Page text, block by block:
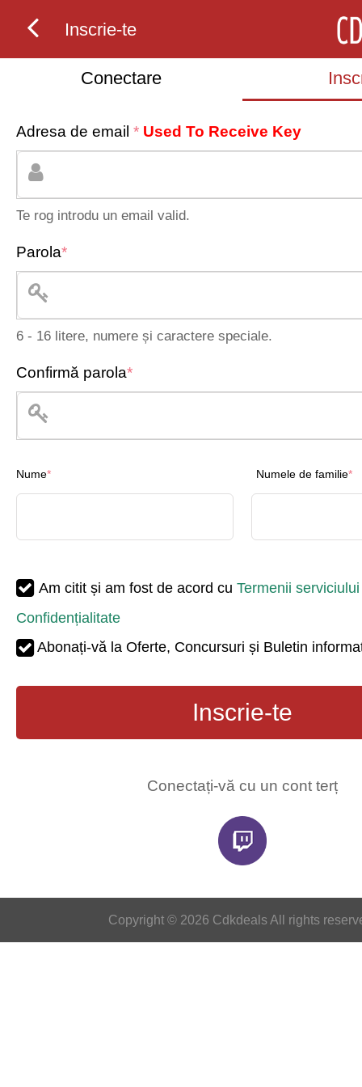
Inscrie-te
Conectare
Adresa de email * Used To Receive Key
Te rog introdu un email valid.
Parola*
6 - 16 litere, numere și caractere speciale.
Confirmă parola*
Nume* Numele de familie*
Am citit și am fost de acord cu Termenii serviciului
Confidențialitate
Abonați-vă la Oferte, Concursuri și Buletin
Inscrie-te
Conectați-vă cu un cont terț
Copyright © 2026 Cdkdeals All rights